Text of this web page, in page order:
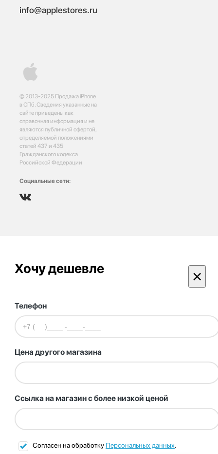
© 2013-2025 Продажа iPhone
в СПб. Сведения указанные на
сайте приведены как
справочная информация и не
являются публичной офертой,
определяемой положениями
статей 437 и 435
Гражданского кодекса
Российской Федерации
Социальные сети:
info@applestores.ru
Хочу дешевле ×
Телефон
Цена другого магазина
Ссылка на магазин с более низкой ценой
Согласен на обработку Персональных данных.